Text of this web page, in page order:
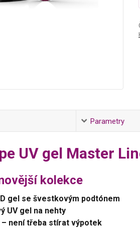
Parametry
UV gel Master
kolekce
gel se švestkovým podtónem
UV gel na nehty
není třeba stírat výpotek